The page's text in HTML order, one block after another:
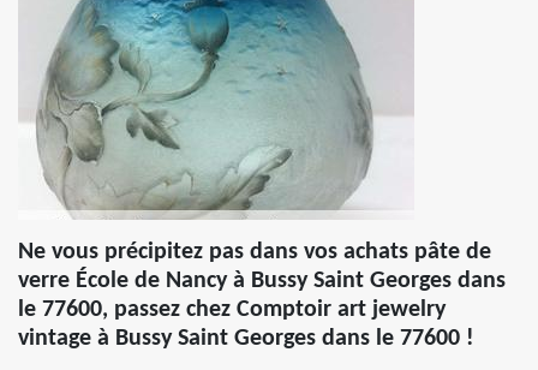
Ne vous précipitez pas dans vos achats pâte de
verre École de Nancy à Bussy Saint Georges dans
le 77600, passez chez Comptoir art jewelry
vintage à Bussy Saint Georges dans le 77600 !